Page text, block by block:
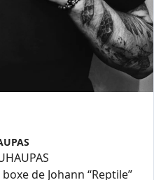
de Johann “Reptile”